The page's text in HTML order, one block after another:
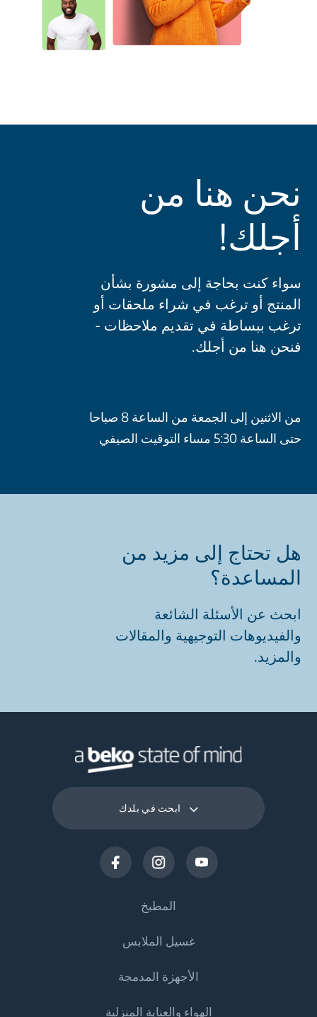
نحن هنا من
أجلك!
سواء كنت بحاجة إلى مشورة بشأن
المنتج أو ترغب في شراء ملحقات أو
ترغب ببساطة في تقديم ملاحظات -
فنحن هنا من أجلك.
من الاثنين إلى الجمعة من الساعة 8 صباحا
حتى الساعة 5:30 مساء التوقيت الصيفي
هل تحتاج إلى مزيد من
المساعدة؟
ابحث عن الأسئلة الشائعة
والفيديوهات التوجيهية والمقالات
والمزيد.
ابحث في بلدك
المطبخ
التبريد
البرادات
الثلاجات
غسيل الملابس
غسالات الملابس
الأجهزة المدمجة
الهواء والعناية المنزلية